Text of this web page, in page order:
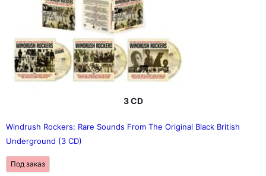
3 CD
Windrush Rockers: Rare Sounds From The Original Black British
Underground (3 CD)
Под заказ